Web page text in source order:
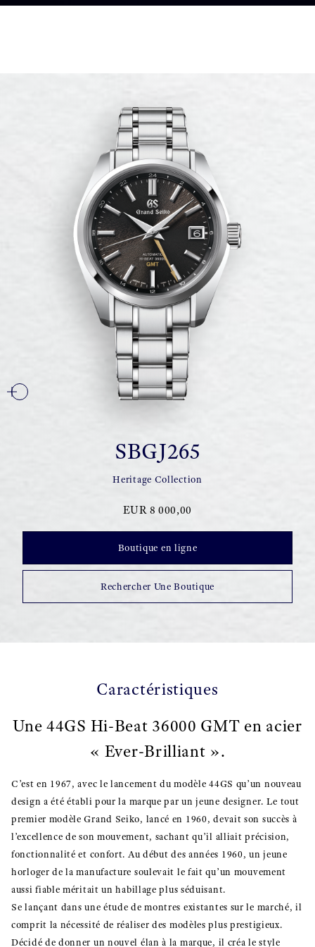
SBGJ265
Heritage Collection
EUR 8 000,00
Boutique en ligne
Rechercher Une Boutique
Caractéristiques
Une 44GS Hi-Beat 36000 GMT en acier
« Ever-Brilliant ».
C’est en 1967, avec le lancement du modèle 44GS qu’un nouveau
design a été établi pour la marque par un jeune designer. Le tout
premier modèle Grand Seiko, lancé en 1960, devait son succès à
l’excellence de son mouvement, sachant qu’il alliait précision,
fonctionnalité et confort. Au début des années 1960, un jeune
horloger de la manufacture soulevait le fait qu’un mouvement
aussi fiable méritait un habillage plus séduisant.
Se lançant dans une étude de montres existantes sur le marché, il
comprit la nécessité de réaliser des modèles plus prestigieux.
Décidé de donner un nouvel élan à la marque, il créa le style